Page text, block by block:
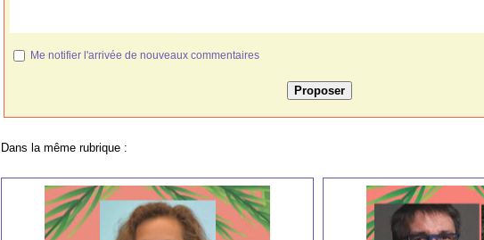
Me notifier l'arrivée de nouveaux commentaires
Dans la même rubrique :